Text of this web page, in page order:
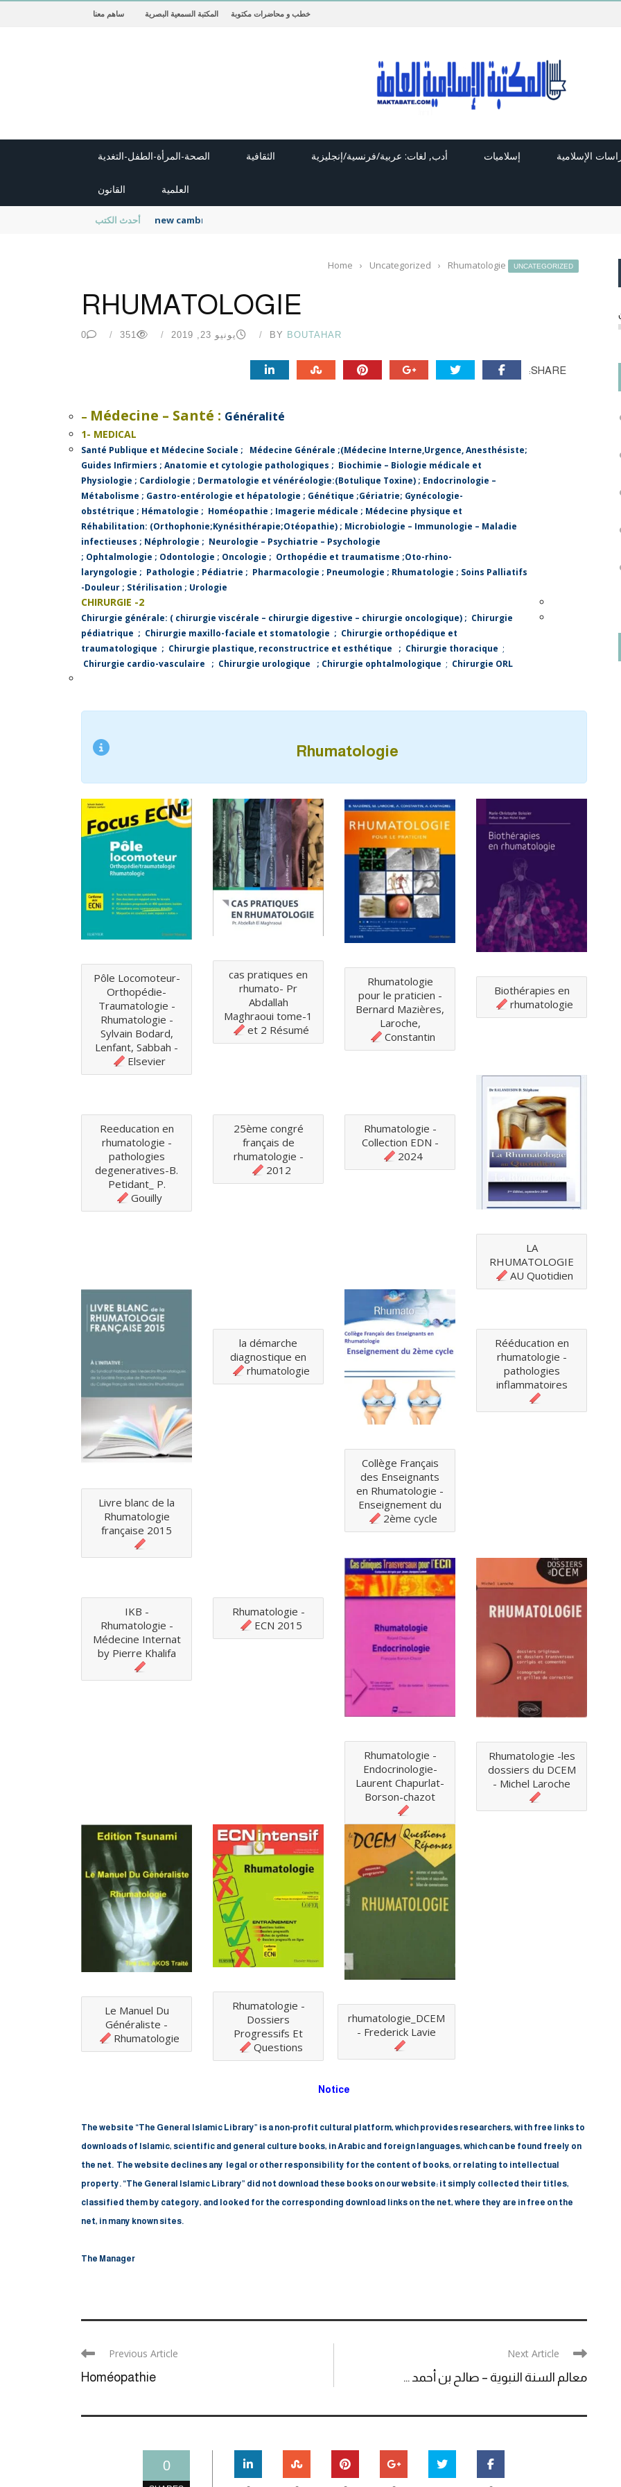
خطب و محاضرات مكتوبة المكتبة السمعية البصرية ساهم معنا
الإسلامية إسلاميات أدب, لغات: عربية/فرنسية/إنجليزية الثقافية الصحة-المرأة-الطفل-التغدية
العلمية القانون
أحدث الكتب new cambridge history of islam
UNCATEGORIZED
Home › Uncategorized › Rhumatologie
RHUMATOLOGIE
BY BOUTAHAR يونيو 23, 2019 351
0
SHARE:
– Médecine – Santé : Généralité
1- MEDICAL
Santé Publique et Médecine Sociale ; Médecine Générale ;(Médecine Interne,Urgence, Anesthésiste;
Guides Infirmiers ; Anatomie et cytologie pathologiques ; Biochimie – Biologie médicale et
Physiologie ; Cardiologie ; Dermatologie et vénéréologie:(Botulique Toxine) ; Endocrinologie –
Métabolisme ; Gastro-entérologie et hépatologie ; Génétique ;Gériatrie; Gynécologie-
obstétrique ; Hématologie ; Homéopathie ; Imagerie médicale ; Médecine physique et
Réhabilitation: (Orthophonie;Kynésithérapie;Otéopathie) ; Microbiologie – Immunologie – Maladie
infectieuses ; Néphrologie ; Neurologie – Psychiatrie – Psychologie
; Ophtalmologie ; Odontologie ; Oncologie ; Orthopédie et traumatisme ;Oto-rhino-
laryngologie ; Pathologie ; Pédiatrie ; Pharmacologie ; Pneumologie ; Rhumatologie ; Soins Palliatifs
-Douleur ; Stérilisation ; Urologie
2- CHIRURGIE
Chirurgie générale: ( chirurgie viscérale – chirurgie digestive – chirurgie oncologique) ; Chirurgie
pédiatrique ; Chirurgie maxillo-faciale et stomatologie ; Chirurgie orthopédique et
traumatologique ; Chirurgie plastique, reconstructrice et esthétique ; Chirurgie thoracique ;
Chirurgie cardio-vasculaire
; Chirurgie urologique ; Chirurgie ophtalmologique ; Chirurgie ORL
Rhumatologie
Pôle Locomoteur-
Orthopédie-
Traumatologie -
Rhumatologie -
Sylvain Bodard,
Lenfant, Sabbah -
Elsevier
cas pratiques en
rhumato- Pr
Abdallah
Maghraoui tome-1
et 2 Résumé
Rhumatologie
pour le praticien -
Bernard Mazières,
Laroche,
Constantin
Biothérapies en
rhumatologie
Reeducation en
rhumatologie -
pathologies
degeneratives-B.
Petidant_ P.
Gouilly
25ème congré
français de
rhumatologie -
2012
Rhumatologie -
Collection EDN -
2024
LA
RHUMATOLOGIE
AU Quotidien
Livre blanc de la
Rhumatologie
française 2015
la démarche
diagnostique en
rhumatologie
Collège Français
des Enseignants
en Rhumatologie -
Enseignement du
2ème cycle
Rééducation en
rhumatologie -
pathologies
inflammatoires
IKB -
Rhumatologie -
Médecine Internat
by Pierre Khalifa
Rhumatologie -
ECN 2015
Rhumatologie -
Endocrinologie-
Laurent Chapurlat-
Borson-chazot
Rhumatologie -les
dossiers du DCEM
- Michel Laroche
Le Manuel Du
Généraliste -
Rhumatologie
Rhumatologie -
Dossiers
Progressifs Et
Questions
rhumatologie_DCEM
- Frederick Lavie
Notice
The website “The General Islamic Library” is a non-profit cultural platform, which provides researchers, with free links to
downloads of Islamic, scientific and general culture books, in Arabic and foreign languages, which can be found freely on
the net. The website declines any legal or other responsibility for the content of books, or relating to intellectual
property. “The General Islamic Library” did not download these books on our website: it simply collected their titles,
classified them by category, and looked for the corresponding download links on the net, where they are in free on the
net, in many known sites.
The Manager
Previous Article
Homéopathie
Next Article
معالم السنة النبوية – صالح بن أحمد ...
0